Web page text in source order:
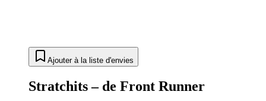
Ajouter à la liste d'envies
Stratchits – de Front Runner